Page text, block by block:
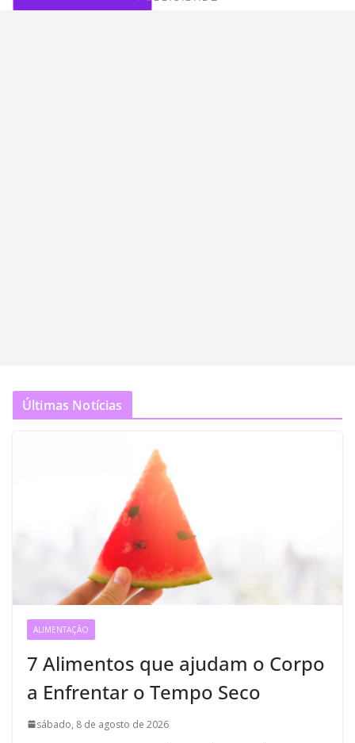
Últimas Notícias
ALIMENTAÇÃO
7 Alimentos que ajudam o Corpo
a Enfrentar o Tempo Seco
sábado, 8 de agosto de 2026